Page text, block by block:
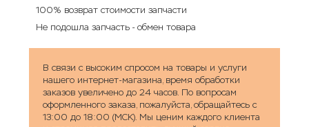
100% возврат стоимости запчасти
Не подошла запчасть - обмен товара
В связи с высоким спросом на товары и услуги
нашего интернет-магазина, время обработки
заказов увеличено до 24 часов. По вопросам
оформленного заказа, пожалуйста, обращайтесь с
13:00 до 18:00 (МСК). Мы ценим каждого клиента